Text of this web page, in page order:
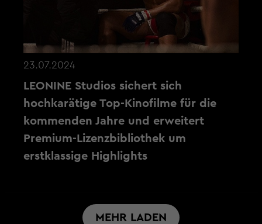
23.07.2024
LEONINE Studios sichert sich
hochkarätige Top-Kinofilme für die
kommenden Jahre und erweitert
Premium-Lizenzbibliothek um
erstklassige Highlights
MEHR LADEN